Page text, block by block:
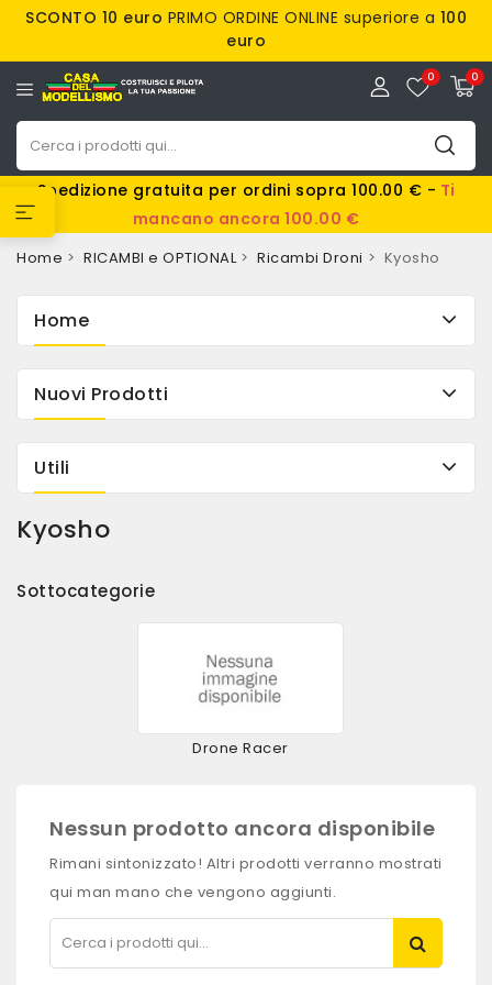
SCONTO 10 euro PRIMO ORDINE ONLINE superiore a 100
euro
0
0
Spedizione gratuita per ordini sopra 100.00 € - Ti
mancano ancora 100.00 €
Home RICAMBI e OPTIONAL Ricambi Droni Kyosho
Home
Nuovi Prodotti
Utili
Kyosho
Sottocategorie
Drone Racer
Nessun prodotto ancora disponibile
Rimani sintonizzato! Altri prodotti verranno mostrati
qui man mano che vengono aggiunti.